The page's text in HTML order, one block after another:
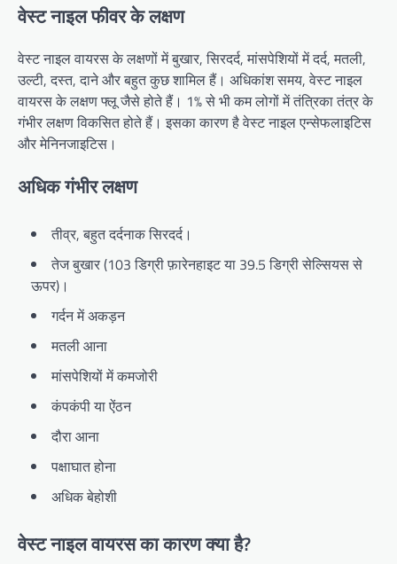
वेस्ट नाइल फीवर के लक्षण
वेस्ट नाइल वायरस के लक्षणों में बुखार, सिरदर्द, मांसपेशियों में दर्द, मतली,
उल्टी, दस्त, दाने और बहुत कुछ शामिल हैं। अधिकांश समय, वेस्ट नाइल
वायरस के लक्षण फ्लू जैसे होते हैं। 1% से भी कम लोगों में तंत्रिका तंत्र के
गंभीर लक्षण विकसित होते हैं। इसका कारण है वेस्ट नाइल एन्सेफलाइटिस
और मेनिनजाइटिस।
अधिक गंभीर लक्षण
तीव्र, बहुत दर्दनाक सिरदर्द।
तेज बुखार (103 डिग्री फ़ारेनहाइट या 39.5 डिग्री सेल्सियस से
ऊपर)।
गर्दन में अकड़न
मतली आना
मांसपेशियों में कमजोरी
कंपकंपी या ऐंठन
दौरा आना
पक्षाघात होना
अधिक बेहोशी
वेस्ट नाइल वायरस का कारण क्या है?